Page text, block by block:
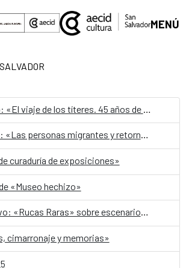
principal
MENÚ
Seminario OIM: «Las personas migrantes y retornadas como motor de desarrollo»
curaduría de exposiciones»
«Museo hechizo»
Pódcast en vivo: «Rucas Raras» sobre escenarios seguros para las mujeres
cimarronaje y memorias»